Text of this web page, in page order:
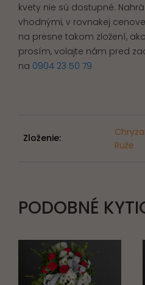
kvety nie sú dostupné.
vhodnými, v rovnakej
na presne takom zložení,
prosím, volajte nám pred
na 0904 23 50 79
Zloženie:
Ruže
PODOBNÉ